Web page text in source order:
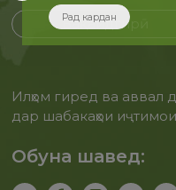
Бақайдгирӣ
Илҳом гиред ва аввал
дар шабакаҳои
Обуна шавед:
Рад кардан